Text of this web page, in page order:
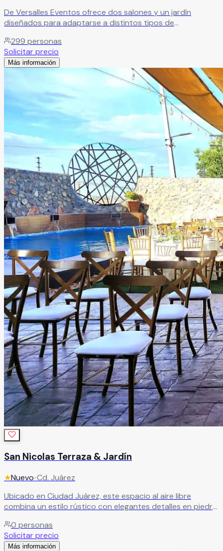
De Versalles Eventos ofrece dos salones y un jardín
diseñados para adaptarse a distintos tipos de
desde bodas íntimas hasta quinceañeras y eventos
corporativos elegantes, con capacidad para 150 a 300
invitados, brindando comodidad y un ambiente ideal para
Leer más
299 personas
Solicitar precio
Más información
San Nicolas Terraza & Jardín
★Nuevo•Cd. Juárez
Ubicado en Ciudad Juárez, este espacio al aire libre
combina un estilo rústico con elegantes detalles en piedra
bodas y celebraciones especiales. Ideal para parejas que
buscan un entorno único y lleno de encanto.
0 personas
Solicitar precio
Más información